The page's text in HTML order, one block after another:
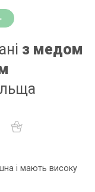
з медом
і мають високу